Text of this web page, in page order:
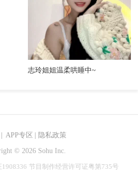
志玲姐姐温柔哄睡中~
APP专区 隐私政策
© 2026 Sohu Inc.
节目制作经营许可证粤第735号